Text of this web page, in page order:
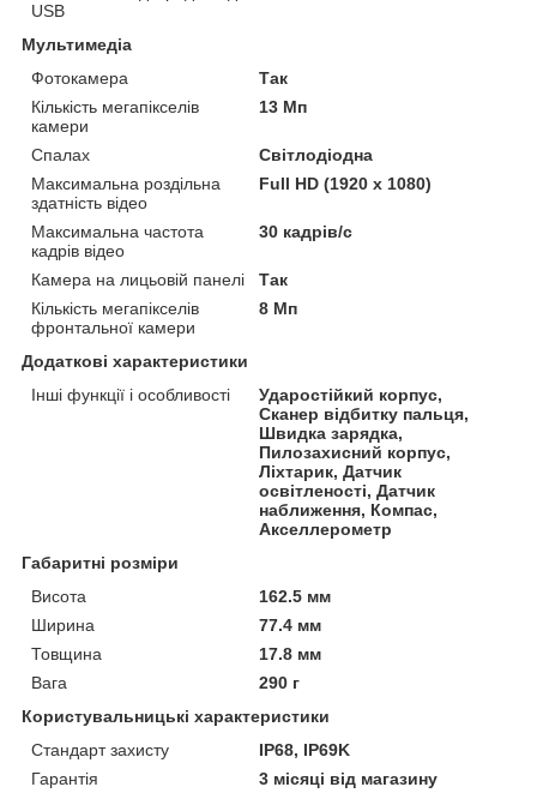
USB
Мультимедіа
Фотокамера
Так
Кількість мегапікселів
камери
13 Мп
Спалах
Світлодіодна
Максимальна роздільна
здатність відео
Full HD (1920 x 1080)
Максимальна частота
кадрів відео
30 кадрів/с
Камера на лицьовій панелі
Так
Кількість мегапікселів
фронтальної камери
8 Мп
Додаткові характеристики
Інші функції і особливості
Ударостійкий корпус,
Сканер відбитку пальця,
Швидка зарядка,
Пилозахисний корпус,
Ліхтарик, Датчик
освітленості, Датчик
наближення, Компас,
Акселлерометр
Габаритні розміри
Висота
162.5 мм
Ширина
77.4 мм
Товщина
17.8 мм
Вага
290 г
Користувальницькі характеристики
Стандарт захисту
IP68, IP69K
Гарантія
3 місяці від магазину